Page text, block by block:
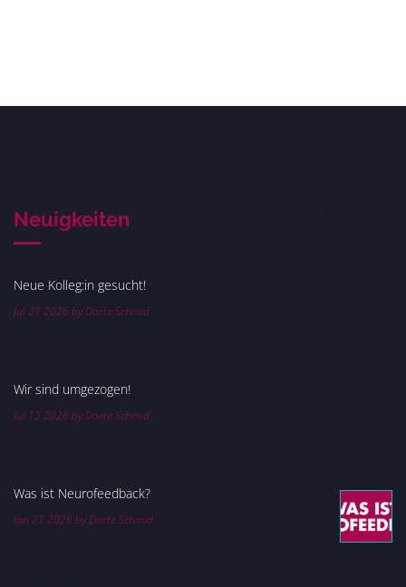
Neuigkeiten
Neue Kolleg:in gesucht!
Jul 21 2026 by Dorte Schmid
Wir sind umgezogen!
Jul 12 2026 by Dorte Schmid
Was ist Neurofeedback?
Jan 27 2026 by Dorte Schmid